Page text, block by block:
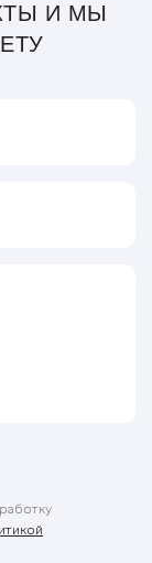
И МЫ